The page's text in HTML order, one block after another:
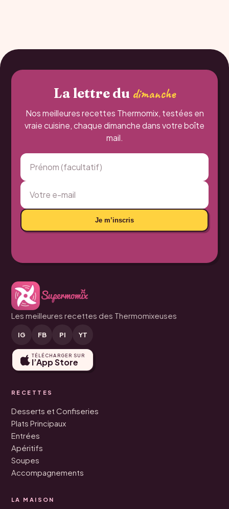
La lettre du dimanche
Nos meilleures recettes Thermomix, testées en
vraie cuisine, chaque dimanche dans votre boîte
mail.
Je m’inscris
Les meilleures recettes des Thermomixeuses
IG FB PI YT
TÉLÉCHARGER SUR
l’App Store
RECETTES
Desserts et Confiseries
Plats Principaux
Entrées
Apéritifs
Soupes
Accompagnements
LA MAISON